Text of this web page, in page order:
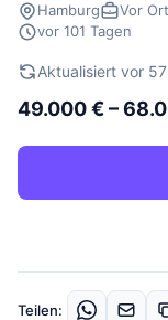
Hamburg Vor Ort
vor 101 Tagen
Aktualisiert vor
49.000 € –
Teilen: